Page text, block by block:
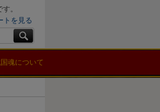
。
トを見る
魂について